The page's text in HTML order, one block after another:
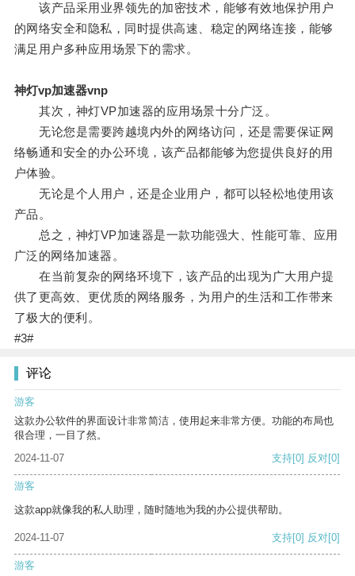
该产品采用业界领先的加密技术，能够有效地保护用户
的网络安全和隐私，同时提供高速、稳定的网络连接，能够
满足用户多种应用场景下的需求。
神灯vp加速器vnp
其次，神灯VP加速器的应用场景十分广泛。
无论您是需要跨越境内外的网络访问，还是需要保证网
络畅通和安全的办公环境，该产品都能够为您提供良好的用
户体验。
无论是个人用户，还是企业用户，都可以轻松地使用该
产品。
总之，神灯VP加速器是一款功能强大、性能可靠、应用
广泛的网络加速器。
在当前复杂的网络环境下，该产品的出现为广大用户提
供了更高效、更优质的网络服务，为用户的生活和工作带来
了极大的便利。
#3#
评论
游客
这款办公软件的界面设计非常简洁，使用起来非常方便。功能的布局也
很合理，一目了然。
2024-11-07
支持[0] 反对[0]
游客
这款app就像我的私人助理，随时随地为我的办公提供帮助。
2024-11-07 支持[0] 反对[0]
游客